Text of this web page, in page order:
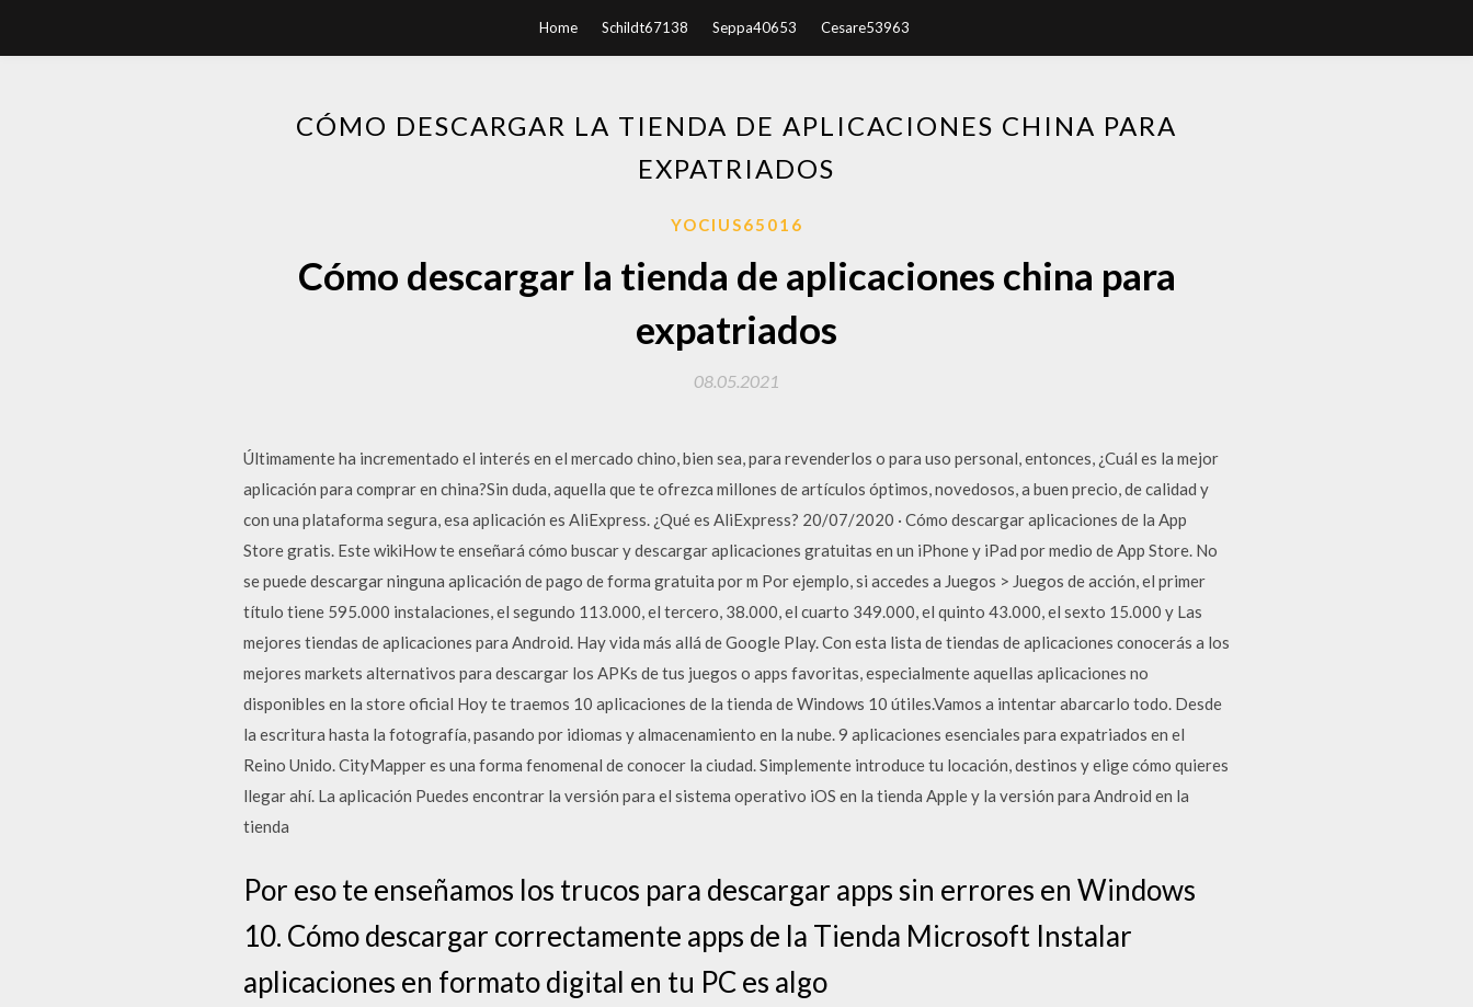
Home Schildt67138 Seppa40653 Cesare53963
CÓMO DESCARGAR LA TIENDA DE APLICACIONES CHINA PARA
EXPATRIADOS
YOCIUS65016
Cómo descargar la tienda de aplicaciones china para
expatriados
08.05.2021
Últimamente ha incrementado el interés en el mercado chino, bien sea, para revenderlos o para uso personal, entonces, ¿Cuál es la mejor
aplicación para comprar en china?Sin duda, aquella que te ofrezca millones de artículos óptimos, novedosos, a buen precio, de calidad y
con una plataforma segura, esa aplicación es AliExpress. ¿Qué es AliExpress? 20/07/2020 · Cómo descargar aplicaciones de la App
Store gratis. Este wikiHow te enseñará cómo buscar y descargar aplicaciones gratuitas en un iPhone y iPad por medio de App Store. No
se puede descargar ninguna aplicación de pago de forma gratuita por m Por ejemplo, si accedes a Juegos > Juegos de acción, el primer
título tiene 595.000 instalaciones, el segundo 113.000, el tercero, 38.000, el cuarto 349.000, el quinto 43.000, el sexto 15.000 y Las
mejores tiendas de aplicaciones para Android. Hay vida más allá de Google Play. Con esta lista de tiendas de aplicaciones conocerás a los
mejores markets alternativos para descargar los APKs de tus juegos o apps favoritas, especialmente aquellas aplicaciones no
disponibles en la store oficial Hoy te traemos 10 aplicaciones de la tienda de Windows 10 útiles.Vamos a intentar abarcarlo todo. Desde
la escritura hasta la fotografí­a, pasando por idiomas y almacenamiento en la nube. 9 aplicaciones esenciales para expatriados en el
Reino Unido. CityMapper es una forma fenomenal de conocer la ciudad. Simplemente introduce tu locación, destinos y elige cómo quieres
llegar ahí. La aplicación Puedes encontrar la versión para el sistema operativo iOS en la tienda Apple y la versión para Android en la
tienda
Por eso te enseñamos los trucos para descargar apps sin errores en Windows
10. Cómo descargar correctamente apps de la Tienda Microsoft Instalar
aplicaciones en formato digital en tu PC es algo